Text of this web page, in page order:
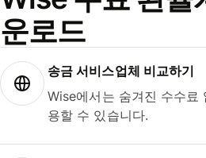
운로드
송금 서비스업체 비교하기
Wise에서는 숨겨진 수수료
용할 수 있습니다.